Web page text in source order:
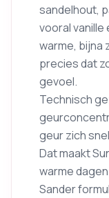
sandelhout,
vooral
warme, bijna
precies dat
gevoel.
Technisch
geur zich
Dat maakt
warme
Sander